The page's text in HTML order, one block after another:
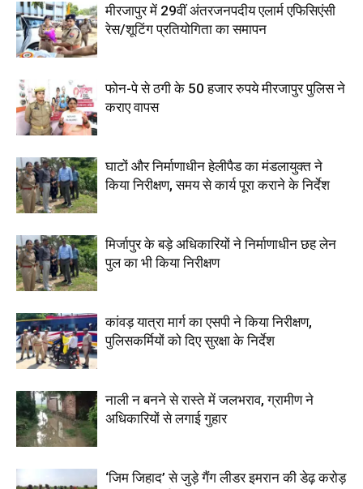
मीरजापुर में 29वीं अंतरजनपदीय एलार्म एफिसिएंसी
रेस/शूटिंग प्रतियोगिता का समापन
फोन-पे से ठगी के 50 हजार रुपये मीरजापुर पुलिस ने
कराए वापस
घाटों और निर्माणाधीन हेलीपैड का मंडलायुक्त ने
किया निरीक्षण, समय से कार्य पूरा कराने के निर्देश
मिर्जापुर के बड़े अधिकारियों ने निर्माणाधीन छह लेन
पुल का भी किया निरीक्षण
कांवड़ यात्रा मार्ग का एसपी ने किया निरीक्षण,
पुलिसकर्मियों को दिए सुरक्षा के निर्देश
नाली न बनने से रास्ते में जलभराव, ग्रामीण ने
अधिकारियों से लगाई गुहार
‘जिम जिहाद’ से जुड़े गैंग लीडर इमरान की डेढ़ करोड़